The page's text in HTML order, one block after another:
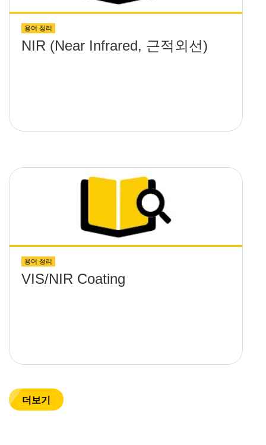
용어 정리
NIR (Near Infrared, 근적외선)
용어 정리
VIS/NIR Coating
더보기